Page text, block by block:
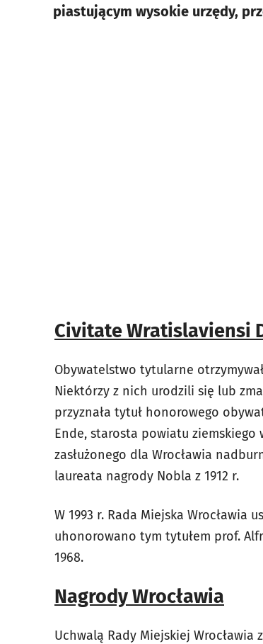
piastującym wysokie urzędy,
Civitate Wratislaviensi
Obywatelstwo tytularne
Niektórzy z nich urodzili się lub
przyznała tytuł honorowego
Ende, starosta powiatu ziemskiego
zasłużonego dla Wrocławia
laureata nagrody Nobla z 1912 r.
W 1993 r. Rada Miejska Wrocławia
uhonorowano tym tytułem prof.
1968.
Nagrody Wrocławia
Uchwalą Rady Miejskiej Wrocławia